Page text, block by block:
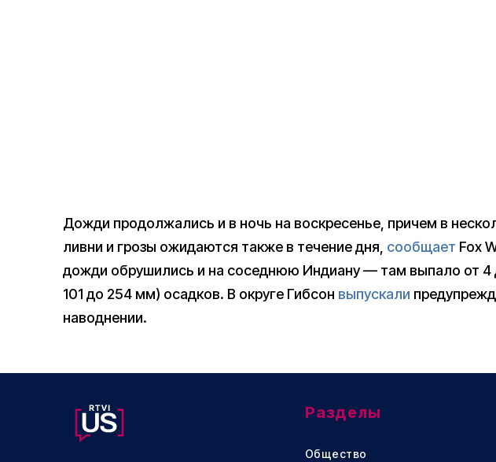
Дожди продолжались и в ночь на воскресенье, причем в
ливни и грозы ожидаются также в течение дня, сообщает Fox
дожди обрушились и на соседнюю Индиану — там выпало от 4
101 до 254 мм) осадков. В округе Гибсон выпускали
наводнении.
Разделы
Общество